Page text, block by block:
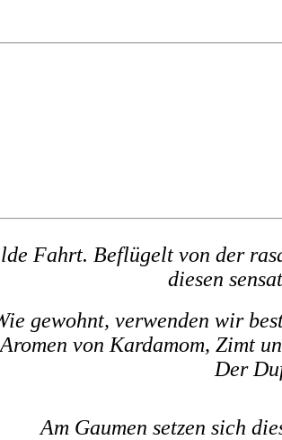
Fahrt. Beflügelt von der
diesen
gewohnt, verwenden wir
Aromen von Kardamom, Zimt
Der
Am Gaumen setzen sich